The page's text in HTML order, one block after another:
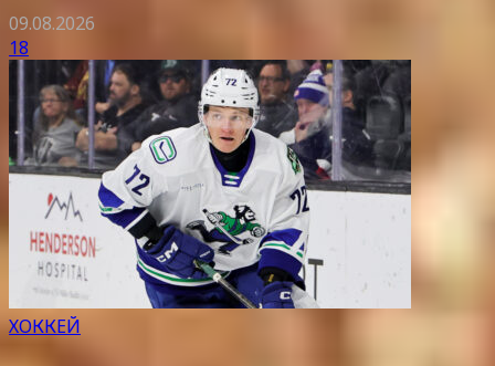
09.08.2026
18
ХОККЕЙ